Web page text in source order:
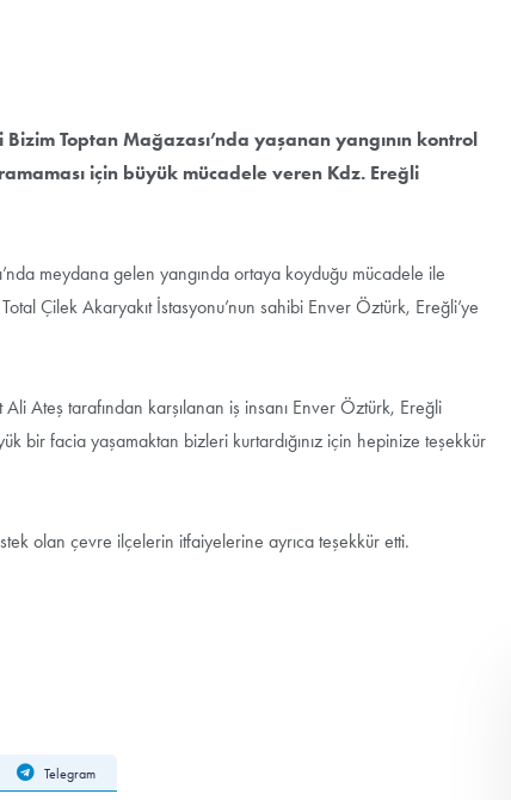
Toptan Mağazası’nda yaşanan yangının kontrol
için büyük mücadele veren Kdz. Ereğli
meydana gelen yangında ortaya koyduğu mücadele ile
Çilek Akaryakıt İstasyonu’nun sahibi Enver Öztürk, Ereğli’ye
Ateş tarafından karşılanan iş insanı Enver Öztürk, Ereğli
bir facia yaşamaktan bizleri kurtardığınız için hepinize teşekkür
olan çevre ilçelerin itfaiyelerine ayrıca teşekkür etti.
Telegram